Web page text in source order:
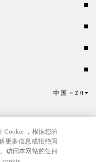
中国 ZH
Cookie ，根据您的
更多信息或拒绝同
。访问本网站的任何